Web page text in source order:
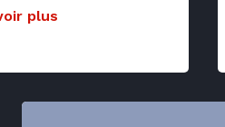
plus